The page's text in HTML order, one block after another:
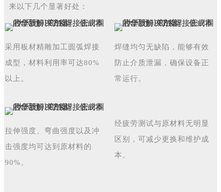
来以下几个显著好处：
采用板材精雕加工圆弧焊接
成型，材料利用率可达80%
以上。
焊缝均匀无缺陷，能够有效
防止介质泄漏，确保设备正
常运行。
拉伸强度、弯曲强度以及冲
击强度均可达到原材料的
90%。
经疲劳测试与原材料无明显
区别，可减少更换和维护成
本。